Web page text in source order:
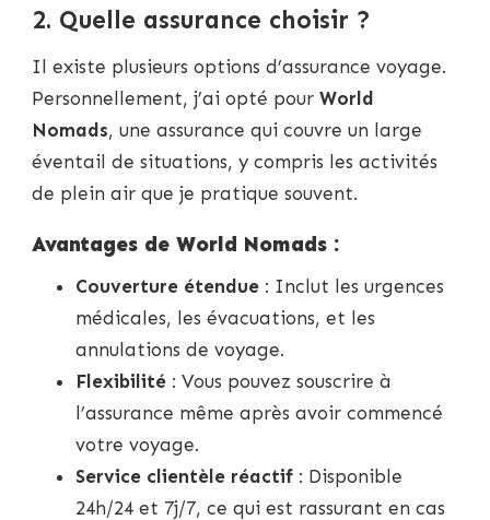
2. Quelle assurance choisir ?
Il existe plusieurs options d’assurance voyage.
Personnellement, j’ai opté pour World
Nomads, une assurance qui couvre un large
éventail de situations, y compris les activités
de plein air que je pratique souvent.
Avantages de World Nomads :
Couverture étendue : Inclut les urgences
médicales, les évacuations, et les
annulations de voyage.
Flexibilité : Vous pouvez souscrire à
l’assurance même après avoir commencé
votre voyage.
Service clientèle réactif : Disponible
24h/24 et 7j/7, ce qui est rassurant en cas